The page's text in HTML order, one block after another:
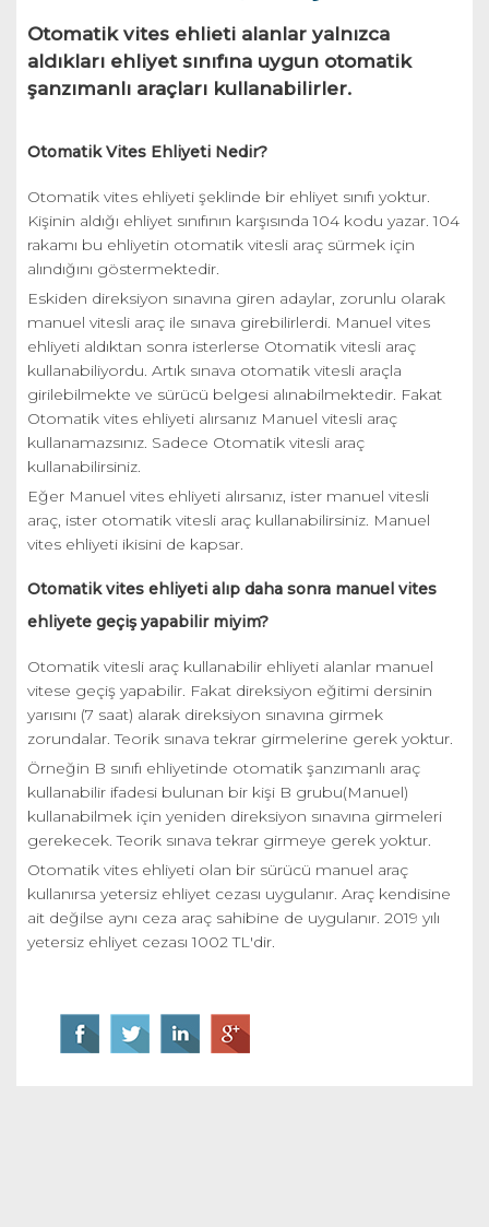
Otomatik vites ehlieti alanlar yalnızca
aldıkları ehliyet sınıfına uygun otomatik
şanzımanlı araçları kullanabilirler.
Otomatik Vites Ehliyeti Nedir?
Otomatik vites ehliyeti şeklinde bir ehliyet sınıfı yoktur.
Kişinin aldığı ehliyet sınıfının karşısında 104 kodu yazar. 104
rakamı bu ehliyetin otomatik vitesli araç sürmek için
alındığını göstermektedir.
Eskiden direksiyon sınavına giren adaylar, zorunlu olarak
manuel vitesli araç ile sınava girebilirlerdi. Manuel vites
ehliyeti aldıktan sonra isterlerse Otomatik vitesli araç
kullanabiliyordu. Artık sınava otomatik vitesli araçla
girilebilmekte ve sürücü belgesi alınabilmektedir. Fakat
Otomatik vites ehliyeti alırsanız Manuel vitesli araç
kullanamazsınız. Sadece Otomatik vitesli araç
kullanabilirsiniz.
Eğer Manuel vites ehliyeti alırsanız, ister manuel vitesli
araç, ister otomatik vitesli araç kullanabilirsiniz. Manuel
vites ehliyeti ikisini de kapsar.
Otomatik vites ehliyeti alıp daha sonra manuel vites
ehliyete geçiş yapabilir miyim?
Otomatik vitesli araç kullanabilir ehliyeti alanlar manuel
vitese geçiş yapabilir. Fakat direksiyon eğitimi dersinin
yarısını (7 saat) alarak direksiyon sınavına girmek
zorundalar. Teorik sınava tekrar girmelerine gerek yoktur.
Örneğin B sınıfı ehliyetinde otomatik şanzımanlı araç
kullanabilir ifadesi bulunan bir kişi B grubu(Manuel)
kullanabilmek için yeniden direksiyon sınavına girmeleri
gerekecek. Teorik sınava tekrar girmeye gerek yoktur.
Otomatik vites ehliyeti olan bir sürücü manuel araç
kullanırsa yetersiz ehliyet cezası uygulanır. Araç kendisine
ait değilse aynı ceza araç sahibine de uygulanır. 2019 yılı
yetersiz ehliyet cezası 1002 TL'dir.